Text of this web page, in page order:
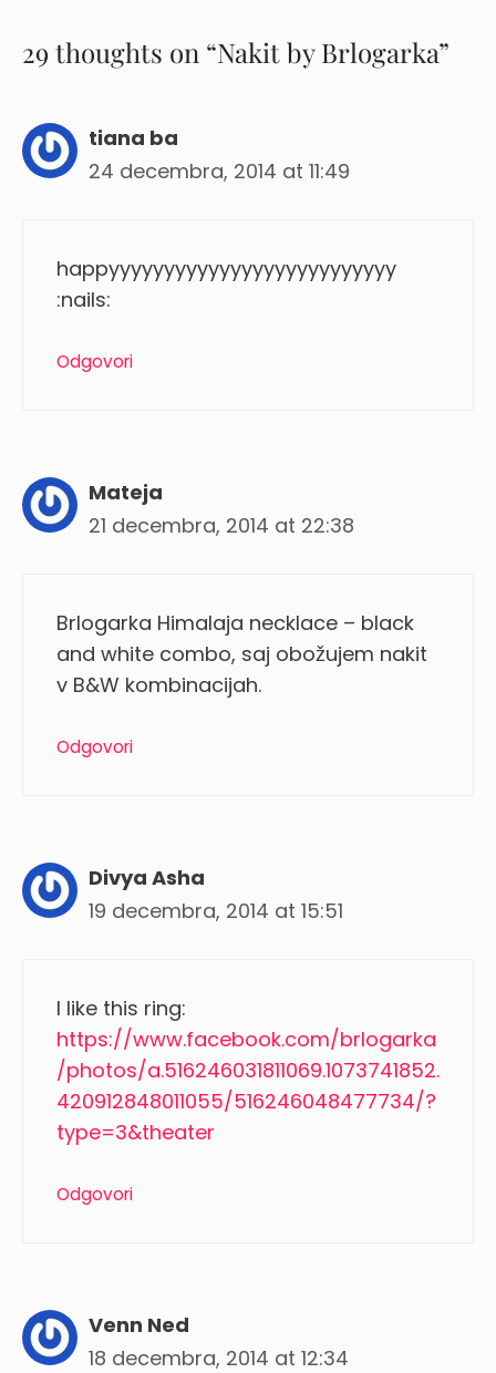
29 thoughts on “Nakit by Brlogarka”
tiana ba
24 decembra, 2014 at 11:49
happyyyyyyyyyyyyyyyyyyyyyyyyyy
:nails:
Odgovori
Mateja
21 decembra, 2014 at 22:38
Brlogarka Himalaja necklace – black
and white combo, saj obožujem nakit
v B&W kombinacijah.
Odgovori
Divya Asha
19 decembra, 2014 at 15:51
I like this ring:
https://www.facebook.com/brlogarka
/photos/a.516246031811069.1073741852.
420912848011055/516246048477734/?
type=3&theater
Odgovori
Venn Ned
18 decembra, 2014 at 12:34